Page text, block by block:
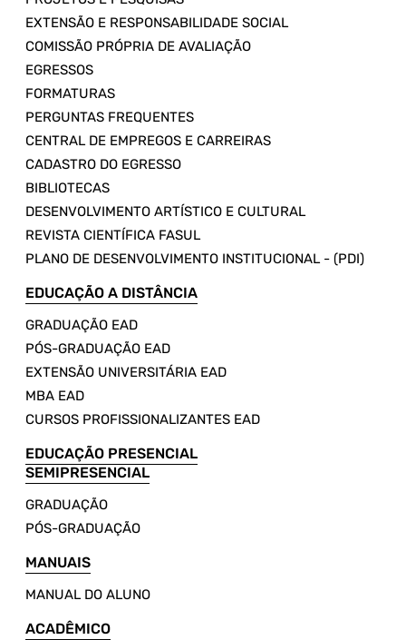
EXTENSÃO E RESPONSABILIDADE SOCIAL
COMISSÃO PRÓPRIA DE AVALIAÇÃO
EGRESSOS
FORMATURAS
PERGUNTAS FREQUENTES
CENTRAL DE EMPREGOS E CARREIRAS
CADASTRO DO EGRESSO
BIBLIOTECAS
DESENVOLVIMENTO ARTÍSTICO E CULTURAL
REVISTA CIENTÍFICA FASUL
PLANO DE DESENVOLVIMENTO INSTITUCIONAL - (PDI)
EDUCAÇÃO A DISTÂNCIA
GRADUAÇÃO EAD
PÓS-GRADUAÇÃO EAD
EXTENSÃO UNIVERSITÁRIA EAD
MBA EAD
CURSOS PROFISSIONALIZANTES EAD
EDUCAÇÃO PRESENCIAL
SEMIPRESENCIAL
GRADUAÇÃO
PÓS-GRADUAÇÃO
MANUAIS
MANUAL DO ALUNO
ACADÊMICO